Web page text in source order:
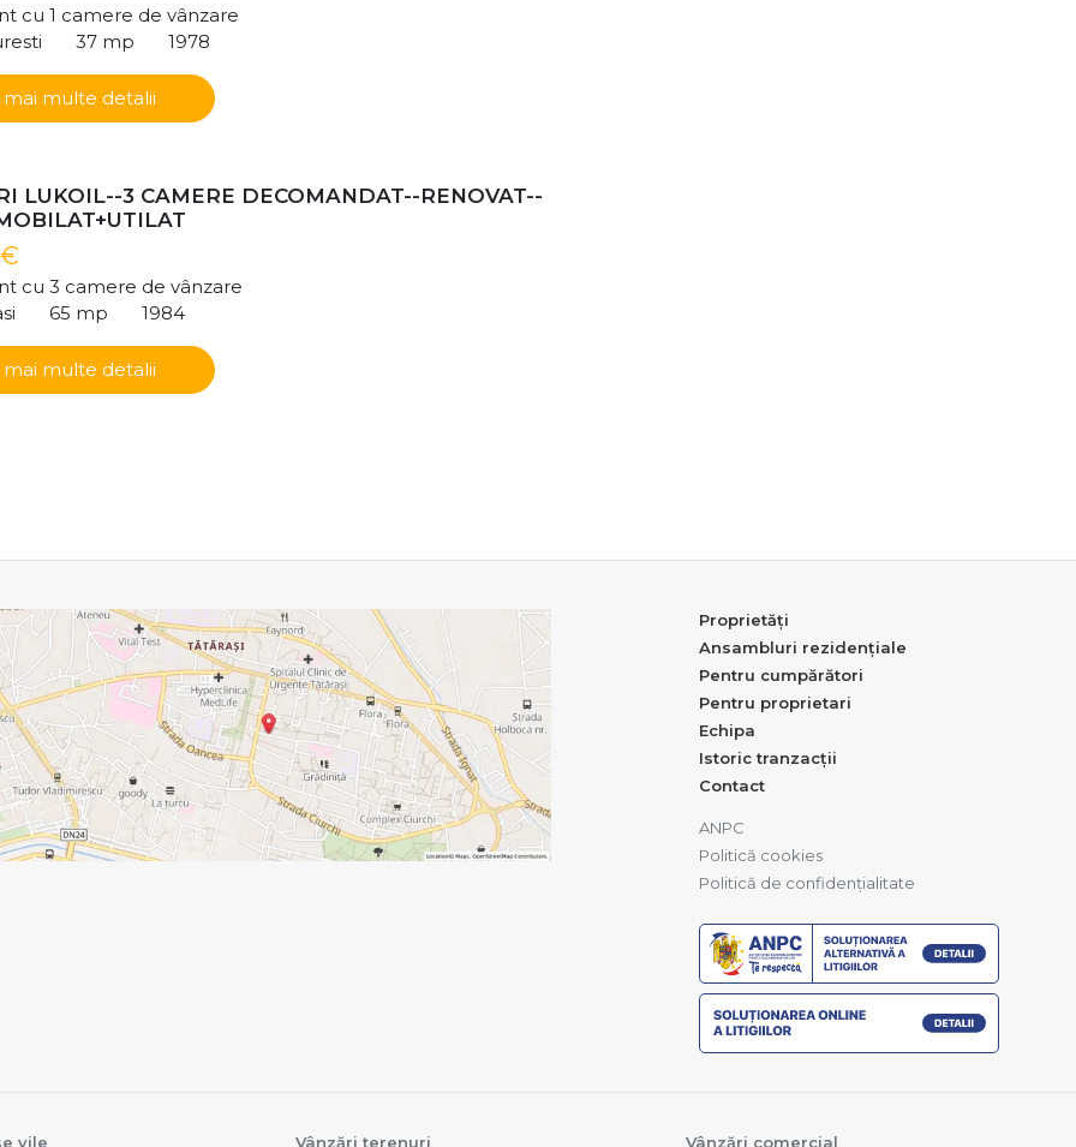
cu 1 camere de vânzare
37 mp 1978
mai multe detalii
LUKOIL--3 CAMERE DECOMANDAT--RENOVAT--
cu 3 camere de vânzare
65 mp 1984
mai multe detalii
Proprietăți
Ansambluri rezidențiale
Pentru cumpărători
Pentru proprietari
Echipa
Istoric tranzacții
Contact
ANPC
Politică cookies
Politică de confidențialitate
vile Vânzări terenuri Vânzări comercial